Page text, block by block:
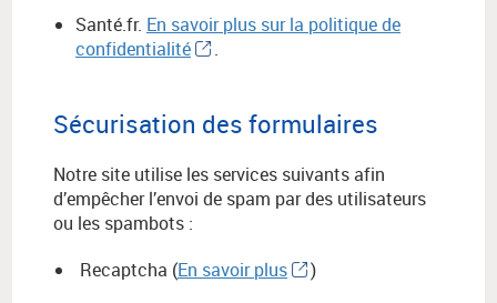
Santé.fr. En savoir plus sur la politique de
confidentialité
.
Sécurisation des formulaires
Notre site utilise les services suivants afin
d’empêcher l’envoi de spam par des utilisateurs
ou les spambots :
Recaptcha (En savoir plus
)